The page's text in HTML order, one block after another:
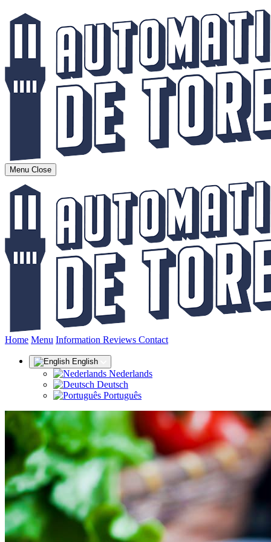
Menu Close
Home Menu Information Reviews (current)
Contact
English
Nederlands
Deutsch
Português